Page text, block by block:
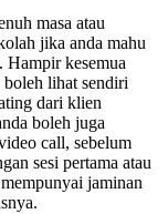
masa atau
jika anda mahu
Hampir kesemua
boleh lihat sendiri
dari klien
boleh juga
call, sebelum
sesi pertama atau
jaminan